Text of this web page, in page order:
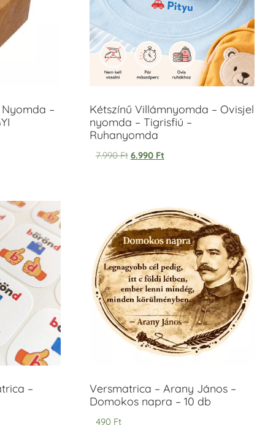
–
Kétszínű Villámnyomda – Ovisjel
nyomda – Tigrisfiú –
Ruhanyomda
7.990Ft 6.990 Ft
–
Versmatrica – Arany János –
Domokos napra – 10 db
490 Ft